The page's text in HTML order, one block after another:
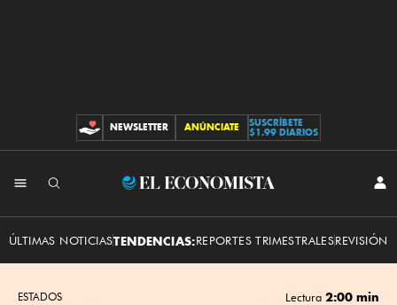
CONTRIBUCIONES
NEWSLETTER ANÚNCIATE
SUSCRÍBETE
$1.99 DIARIOS
El
ÚLTIMAS NOTICIASTENDENCIAS:REPORTES TRIMESTRALESREVISIÓN
ESTADOS Lectura 2:00 min